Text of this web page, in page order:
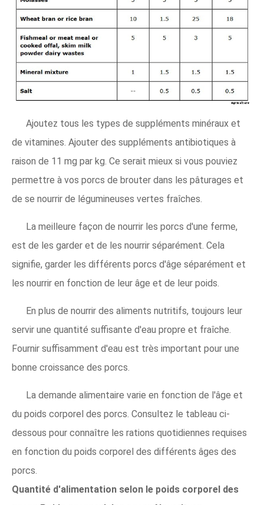
Ajoutez tous les types de suppléments minéraux et
de vitamines. Ajouter des suppléments antibiotiques à
raison de 11 mg par kg. Ce serait mieux si vous pouviez
permettre à vos porcs de brouter dans les pâturages et
de se nourrir de légumineuses vertes fraîches.
La meilleure façon de nourrir les porcs d'une ferme,
est de les garder et de les nourrir séparément. Cela
signifie, garder les différents porcs d'âge séparément et
les nourrir en fonction de leur âge et de leur poids.
En plus de nourrir des aliments nutritifs, toujours leur
servir une quantité suffisante d'eau propre et fraîche.
Fournir suffisamment d'eau est très important pour une
bonne croissance des porcs.
La demande alimentaire varie en fonction de l'âge et
du poids corporel des porcs. Consultez le tableau ci-
dessous pour connaître les rations quotidiennes requises
en fonction du poids corporel des différents âges des
porcs.
Quantité d'alimentation selon le poids corporel des